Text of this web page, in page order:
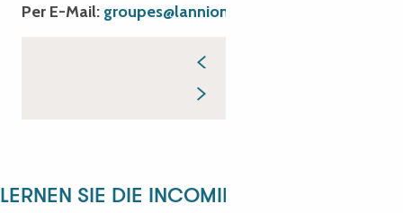
Per E-Mail: groupes@lannion-tregor.com
LERNEN SIE DIE INCOMING-ABTEILUNG